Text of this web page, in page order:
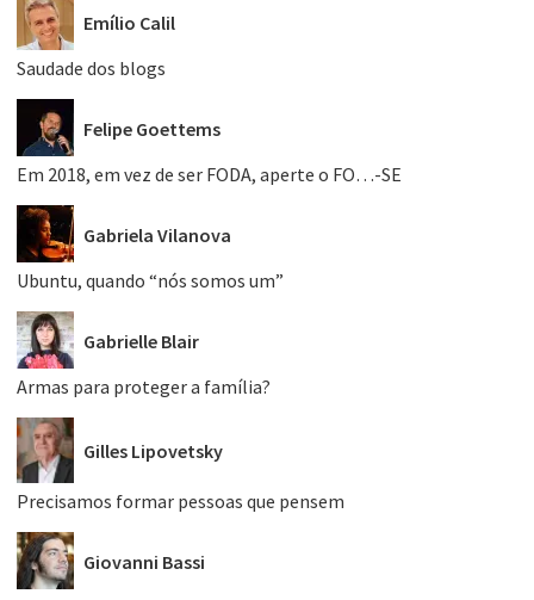
Emílio Calil
Saudade dos blogs
Felipe Goettems
Em 2018, em vez de ser FODA, aperte o FO…-SE
Gabriela Vilanova
Ubuntu, quando “nós somos um”
Gabrielle Blair
Armas para proteger a família?
Gilles Lipovetsky
Precisamos formar pessoas que pensem
Giovanni Bassi